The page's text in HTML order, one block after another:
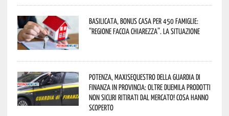
Basilicata, Bonus casa per 450 famiglie:
“Regione faccia chiarezza”. La situazione
Potenza, maxisequestro della Guardia di
Finanza in provincia: oltre duemila prodotti
non sicuri ritirati dal mercato! Cosa hanno
scoperto